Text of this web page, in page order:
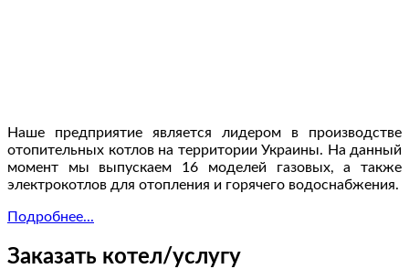
Наше предприятие является лидером в производстве
отопительных котлов на территории Украины. На данный
момент мы выпускаем 16 моделей газовых, а также
электрокотлов для отопления и горячего водоснабжения.
Подробнее...
Заказать котел/услугу